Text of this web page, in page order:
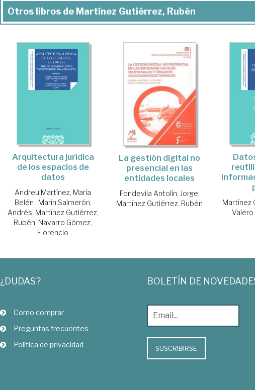
Otros libros de Martínez Gutiérrez, Rubén
Arquitectura jurídica
de los espacios de
datos
Andreu Martínez, María
Belén ; Marín Salmerón,
Andrés; Martínez Gutiérrez,
Rubén; Navarro Gómez,
Florencio
La gestión digital no
presencial en las
entidades locales
Fondevila Antolín, Jorge;
Martínez Gutiérrez, Rubén
Martínez
Valero
¿DUDAS?
Como comprar
Preguntas frecuentes
Política de privacidad
BOLETÍN DE
SUSCRIBIRSE